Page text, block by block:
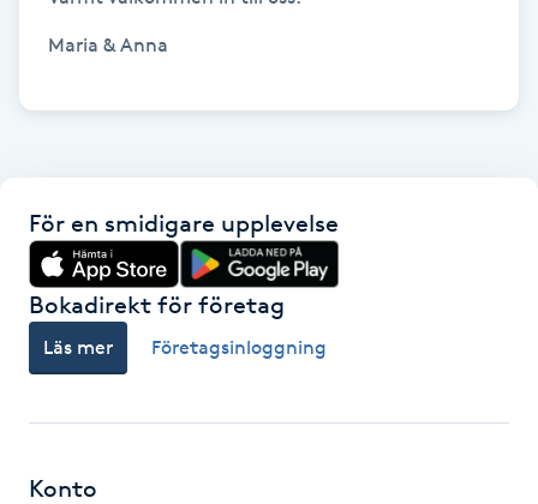
Fotvård
Fransar
Fransfärgning
Fransförlängning
Fransförlängning Megavolym
Maria & Anna
För en smidigare upplevelse
Bokadirekt för företag
Läs mer Företagsinloggning
Konto